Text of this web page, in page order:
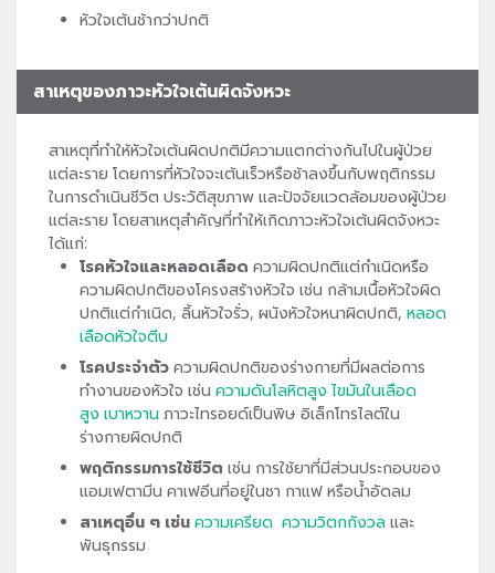
หัวใจเต้นช้ากว่าปกติ
สาเหตุของภาวะหัวใจเต้นผิดจังหวะ
สาเหตุที่ทำให้หัวใจเต้นผิดปกติมีความแตกต่างกันไปในผู้ป่วย
แต่ละราย โดยการที่หัวใจจะเต้นเร็วหรือช้าลงขึ้นกับพฤติกรรม
ในการดำเนินชีวิต ประวัติสุขภาพ และปัจจัยแวดล้อมของผู้ป่วย
แต่ละราย โดยสาเหตุสำคัญที่ทำให้เกิดภาวะหัวใจเต้นผิดจังหวะ
ได้แก่:
โรคหัวใจและหลอดเลือด ความผิดปกติแต่กำเนิดหรือ
ความผิดปกติของโครงสร้างหัวใจ เช่น กล้ามเนื้อหัวใจผิด
ปกติแต่กำเนิด, ลิ้นหัวใจรั่ว, ผนังหัวใจหนาผิดปกติ, หลอด
เลือดหัวใจตีบ
โรคประจำตัว ความผิดปกติของร่างกายที่มีผลต่อการ
ทำงานของหัวใจ เช่น ความดันโลหิตสูง ไขมันในเลือด
สูง เบาหวาน ภาวะไทรอยด์เป็นพิษ อิเล็กโทรไลต์ใน
ร่างกายผิดปกติ
พฤติกรรมการใช้ชีวิต เช่น การใช้ยาที่มีส่วนประกอบของ
แอมเฟตามีน คาเฟอีนที่อยู่ในชา กาแฟ หรือน้ำอัดลม
สาเหตุอื่น ๆ เช่น ความเครียด ความวิตกกังวล และ
พันธุกรรม